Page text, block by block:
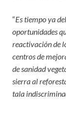
“Es tiempo ya
oportunidades
reactivación de
centros de
de sanidad
sierra al
tala